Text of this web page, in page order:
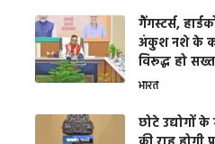
गैंगस्टर्स,
अंकुश नशे के
विरूद्ध हो
भारत
छोटे उद्योगों